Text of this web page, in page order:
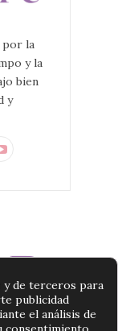
por la
y la
bien
y
de terceros para
publicidad
el análisis de